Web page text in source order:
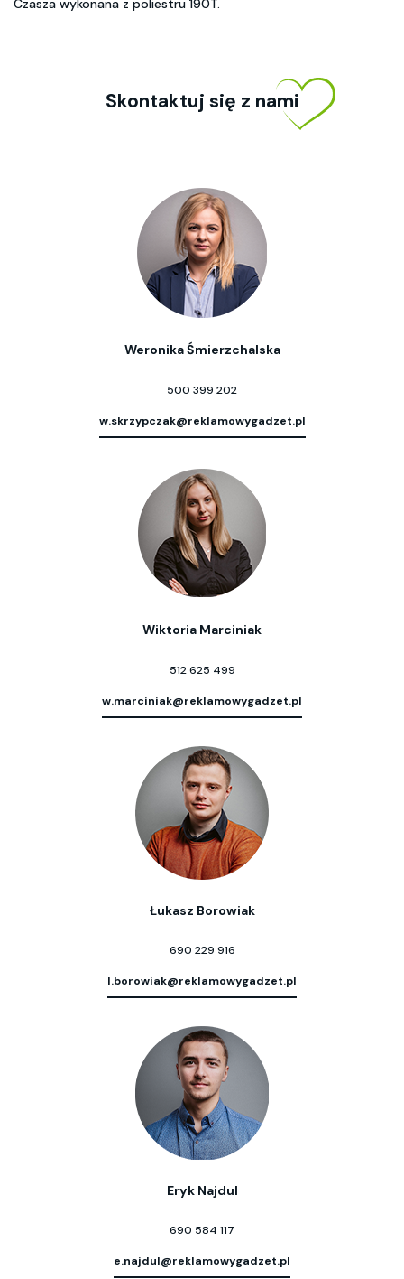
Czasza wykonana z poliestru 190T.
Skontaktuj się z nami
Weronika Śmierzchalska
500 399 202
w.skrzypczak@reklamowygadzet.pl
Wiktoria Marciniak
512 625 499
w.marciniak@reklamowygadzet.pl
Łukasz Borowiak
690 229 916
l.borowiak@reklamowygadzet.pl
Eryk Najdul
690 584 117
e.najdul@reklamowygadzet.pl